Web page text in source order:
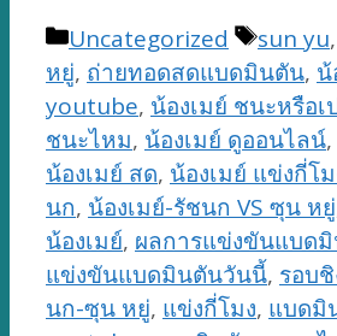
Categories
Uncategorized Tags
sun yu,
หยู่, ถ่ายทอดสดแบดมินตัน, น้
youtube, น้องเมย์ ชนะหรือเ
ชนะไหม, น้องเมย์ ดูออนไลน์,
น้องเมย์ สด, น้องเมย์ แข่งกี่โ
นก, น้องเมย์-รัชนก VS ซุน หยู่
น้องเมย์, ผลการแข่งขันแบด
แข่งขันแบดมินตันวันนี้, รอบ
นก-ซุน หยู่, แข่งกี่โมง, แบดมิ